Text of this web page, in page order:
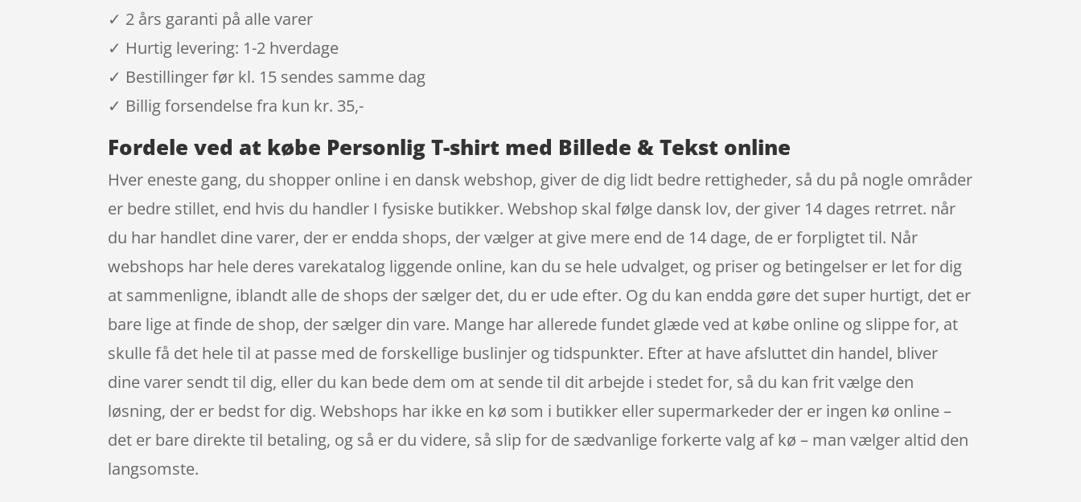
✓ 2 års garanti på alle varer
✓ Hurtig levering: 1-2 hverdage
✓ Bestillinger før kl. 15 sendes samme dag
✓ Billig forsendelse fra kun kr. 35,-
Fordele ved at købe Personlig T-shirt med Billede & Tekst online
Hver eneste gang, du shopper online i en dansk webshop, giver de dig lidt bedre rettigheder, så du på nogle områder
er bedre stillet, end hvis du handler I fysiske butikker. Webshop skal følge dansk lov, der giver 14 dages retrret. når
du har handlet dine varer, der er endda shops, der vælger at give mere end de 14 dage, de er forpligtet til. Når
webshops har hele deres varekatalog liggende online, kan du se hele udvalget, og priser og betingelser er let for dig
at sammenligne, iblandt alle de shops der sælger det, du er ude efter. Og du kan endda gøre det super hurtigt, det er
bare lige at finde de shop, der sælger din vare. Mange har allerede fundet glæde ved at købe online og slippe for, at
skulle få det hele til at passe med de forskellige buslinjer og tidspunkter. Efter at have afsluttet din handel, bliver
dine varer sendt til dig, eller du kan bede dem om at sende til dit arbejde i stedet for, så du kan frit vælge den
løsning, der er bedst for dig. Webshops har ikke en kø som i butikker eller supermarkeder der er ingen kø online –
det er bare direkte til betaling, og så er du videre, så slip for de sædvanlige forkerte valg af kø – man vælger altid den
langsomste.